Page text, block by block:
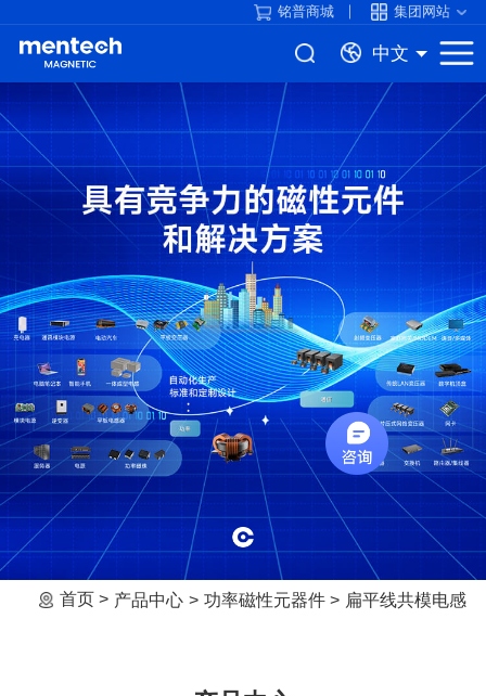
铭普商城 集团网站
中文
首页 产品中心 功率磁性元器件 扁平线共模电感